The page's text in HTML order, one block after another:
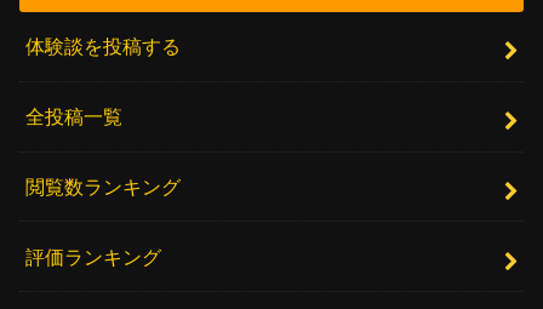
体験談を投稿する
全投稿一覧
閲覧数ランキング
評価ランキング